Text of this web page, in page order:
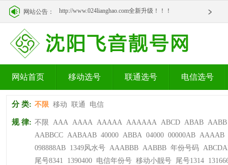
网站公告： http://www.024lianghao.com全新升级！！！
网站首页 移动选号 联通选号 电信选号
分 类: 不限 移动 联通 电信
规 律: 不限 AAA AAAA AAAAA AAAAAA ABCD ABAB AABB
AABBCC AABAAB 40000 ABBA 04000 00000AB AAAAB
098888AB 1349风水号 AAABBB AABBB 年份号码
尾号8341
1390400 电信年份号 移动小靓号 尾号1314